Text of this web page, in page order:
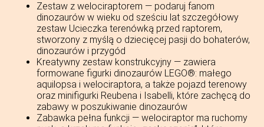
Zestaw z welociraptorem — podaruj fanom
dinozaurów w wieku od sześciu lat szczegółowy
zestaw Ucieczka terenówką przed raptorem,
stworzony z myślą o dziecięcej pasji do bohaterów,
dinozaurów i przygód
Kreatywny zestaw konstrukcyjny — zawiera
formowane figurki dinozaurów LEGO®: małego
aquilopsa i welociraptora, a także pojazd terenowy
oraz minifigurki Reubena i Isabelli, które zachęcą do
zabawy w poszukiwanie dinozaurów
Zabawka pełna funkcji — welociraptor ma ruchomy